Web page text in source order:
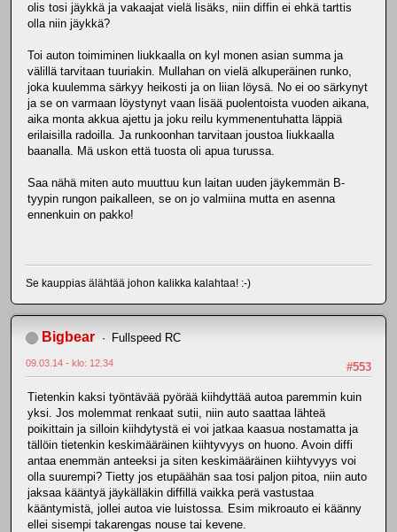
olis tosi jäykkä ja vakaajat vielä lisäks, niin diffin ei ehkä tarttis
olla niin jäykkä?
Toi auton toimiminen liukkaalla on kyl monen asian summa ja
välillä tarvitaan tuuriakin. Mullahan on vielä alkuperäinen runko,
joka kuulemma särkyy heikosti ja on liian löysä. No ei oo särkynyt
ja se on varmaan löystynyt vaan lisää puolentoista vuoden aikana,
aika monta akkua ajettu ja joku reilu kymmenentuhatta läppiä
erilaisilla radoilla. Ja runkoonhan tarvitaan joustoa liukkaalla
baanalla. Mä uskon että tuosta oli apua turussa.
Saa nähä miten auto muuttuu kun laitan uuden jäykemmän B-
tyypin rungon paikalleen, se on jo valmiina mutta en asenna
ennenkuin on pakko!
Se kauppias älähtää johon kalikka kalahtaa! :-)
Bigbear Fullspeed RC
#553
09.03.14 - klo: 12.34
Tietenkin kaksi työntävää pyörää kiihdyttää autoa paremmin kuin
yksi. Jos molemmat renkaat sutii, niin auto saattaa lähteä
poikittain ja silloin kiihdytystä ei voi jatkaa kaasua nostamatta ja
tällöin tietenkin keskimääräinen kiihtyvyys on huono. Avoin diffi
antaa enemmän anteeksi ja siten keskimääräinen kiihtyvyys voi
olla suurempi? Tietty jos etupäähän saa tosi paljon pitoa, niin auto
jaksaa kääntyä jäykälläkin diffillä vaikka perä vastustaa
kääntymistä, jollei autoa vie luistossa. Esim mikroauto ei käänny
ellei sisempi takarengas nouse tai kevene.